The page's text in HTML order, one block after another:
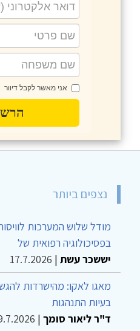
אני מאשר לקבל דיוור
נצפים ביותר
מודל שלוש המערכות
בפסיכולוגיה רפואית של
יששכר עשת |
17.7.2026
מאגו לאקו: מהישרדות
בעיות התנהגות
ד"ר ליאור סומך |